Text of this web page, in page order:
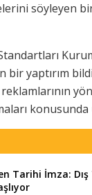
söyleyen
yaptırım
konusunda
Tarihi İmza: